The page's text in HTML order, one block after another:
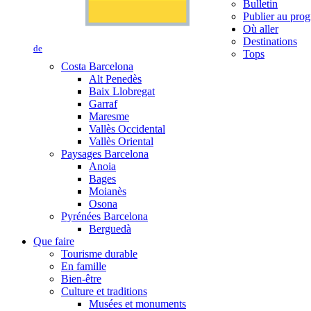
de
Bulletin
Publier au
Où aller
Destinations
Tops
Costa Barcelona
Alt Penedès
Baix Llobregat
Garraf
Maresme
Vallès Occidental
Vallès Oriental
Paysages Barcelona
Anoia
Bages
Moianès
Osona
Pyrénées Barcelona
Berguedà
Que faire
Tourisme durable
En famille
Bien-être
Culture et traditions
Musées et monuments